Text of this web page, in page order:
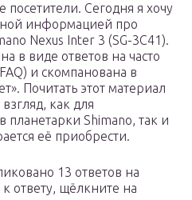
посетители. Сегодня я хочу
информацией про
Nexus Inter 3 (SG-3C41).
в виде ответов на часто
и скомпанована в
Почитать этот материал
как для
планетарки Shimano, так и
её приобрести.
13 ответов на
ответу, щёлкните на